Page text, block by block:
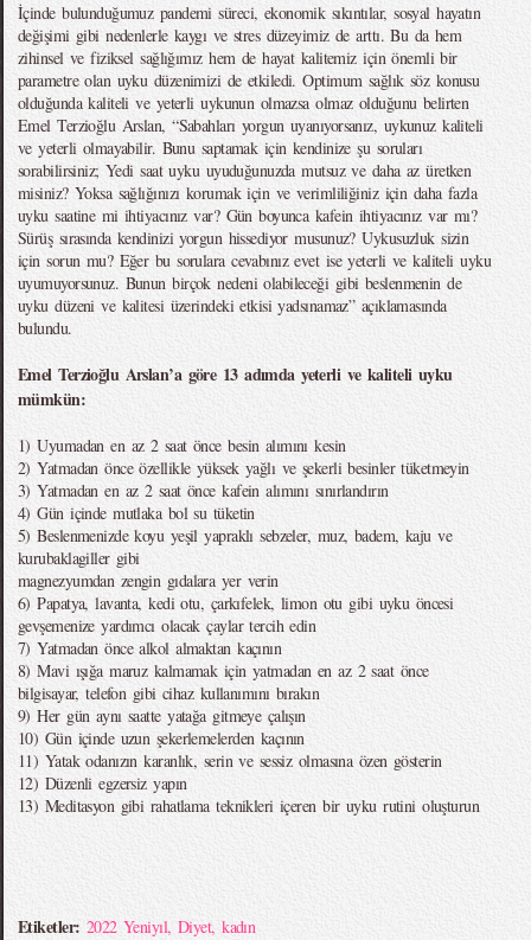
İçinde bulunduğumuz pandemi süreci, ekonomik sıkıntılar, sosyal hayatın
değişimi gibi nedenlerle kaygı ve stres düzeyimiz de arttı. Bu da hem
zihinsel ve fiziksel sağlığımız hem de hayat kalitemiz için önemli bir
parametre olan uyku düzenimizi de etkiledi. Optimum sağlık söz konusu
olduğunda kaliteli ve yeterli uykunun olmazsa olmaz olduğunu belirten
Emel Terzioğlu Arslan, “Sabahları yorgun uyanıyorsanız, uykunuz kaliteli
ve yeterli olmayabilir. Bunu saptamak için kendinize şu soruları
sorabilirsiniz; Yedi saat uyku uyuduğunuzda mutsuz ve daha az üretken
misiniz? Yoksa sağlığınızı korumak için ve verimliliğiniz için daha fazla
uyku saatine mi ihtiyacınız var? Gün boyunca kafein ihtiyacınız var mı?
Sürüş sırasında kendinizi yorgun hissediyor musunuz? Uykusuzluk sizin
için sorun mu? Eğer bu sorulara cevabınız evet ise yeterli ve kaliteli uyku
uyumuyorsunuz. Bunun birçok nedeni olabileceği gibi beslenmenin de
uyku düzeni ve kalitesi üzerindeki etkisi yadsınamaz” açıklamasında
bulundu.
Emel Terzioğlu Arslan’a göre 13 adımda yeterli ve kaliteli uyku
mümkün:
1) Uyumadan en az 2 saat önce besin alımını kesin
2) Yatmadan önce özellikle yüksek yağlı ve şekerli besinler tüketmeyin
3) Yatmadan en az 2 saat önce kafein alımını sınırlandırın
4) Gün içinde mutlaka bol su tüketin
5) Beslenmenizde koyu yeşil yapraklı sebzeler, muz, badem, kaju ve
kurubaklagiller gibi
magnezyumdan zengin gıdalara yer verin
6) Papatya, lavanta, kedi otu, çarkıfelek, limon otu gibi uyku öncesi
gevşemenize yardımcı olacak çaylar tercih edin
7) Yatmadan önce alkol almaktan kaçının
8) Mavi ışığa maruz kalmamak için yatmadan en az 2 saat önce
bilgisayar, telefon gibi cihaz kullanımını bırakın
9) Her gün aynı saatte yatağa gitmeye çalışın
10) Gün içinde uzun şekerlemelerden kaçının
11) Yatak odanızın karanlık, serin ve sessiz olmasına özen gösterin
12) Düzenli egzersiz yapın
13) Meditasyon gibi rahatlama teknikleri içeren bir uyku rutini oluşturun
Etiketler: 2022 Yeniyıl,Diyet,kadın